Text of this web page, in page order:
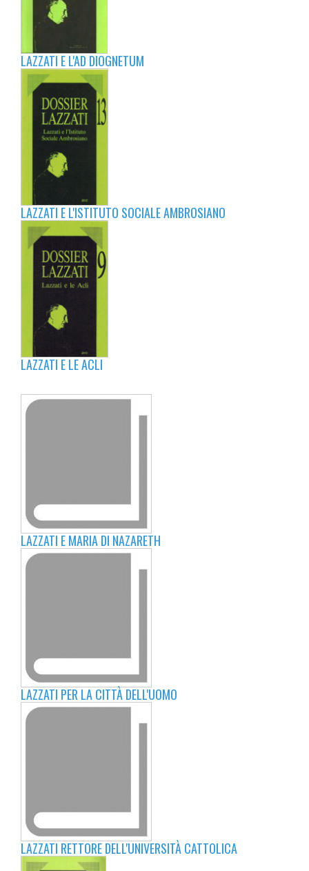
LAZZATI E L'AD DIOGNETUM
LAZZATI E L'ISTITUTO SOCIALE AMBROSIANO
LAZZATI E LE ACLI
LAZZATI E MARIA DI NAZARETH
LAZZATI PER LA CITTÀ DELL'UOMO
LAZZATI RETTORE DELL'UNIVERSITÀ CATTOLICA